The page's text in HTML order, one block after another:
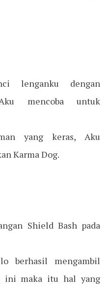
lenganku dengan
mencoba untuk
yang keras, Aku
Karma Dog.
Shield Bash pada
berhasil mengambil
ini maka itu hal yang